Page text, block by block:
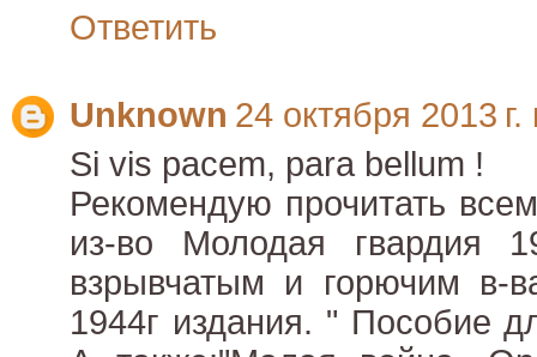
Ответить
Unknown 24 октября 2013
Si vis pacem, para bellum !
Рекомендую прочитать
из-во Молодая гвардия
взрывчатым и горючим в-
1944г издания. " Пособие